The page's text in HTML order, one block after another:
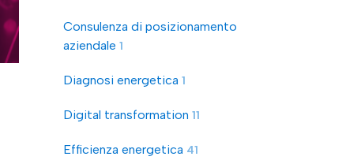
Consulenza di posizionamento
aziendale 1
Diagnosi energetica 1
Digital transformation 11
Efficienza energetica 41